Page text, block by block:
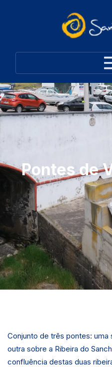
Pontes de
Conjunto de três pontes: uma
outra sobre a Ribeira do
confluência destas duas